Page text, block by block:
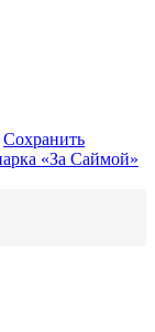
Сохранить
«За Саймой»